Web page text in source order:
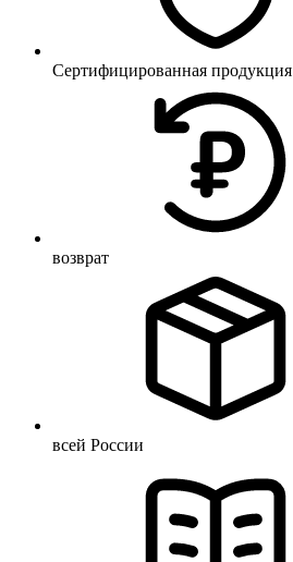
Сертифицированная продукция
возврат
всей России